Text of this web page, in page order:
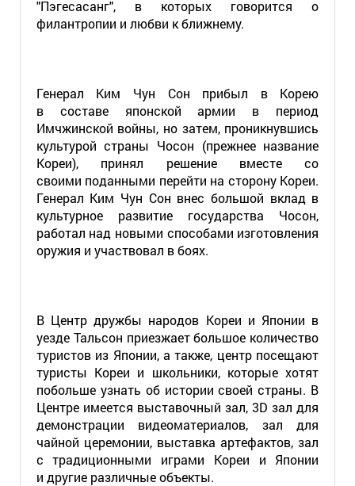
"Пэгесасанг", в которых говорится о
филантропии и любви к ближнему.
Генерал Ким Чун Сон прибыл в Корею
в составе японской армии в период
Имчжинской войны, но затем, проникнувшись
культурой страны Чосон (прежнее название
Кореи), принял решение вместе со
своими поданными перейти на сторону Кореи.
Генерал Ким Чун Сон внес большой вклад в
культурное развитие государства Чосон,
работал над новыми способами изготовления
оружия и участвовал в боях.
В Центр дружбы народов Кореи и Японии в
уезде Тальсон приезжает большое количество
туристов из Японии, а также, центр посещают
туристы Кореи и школьники, которые хотят
побольше узнать об истории своей страны. В
Центре имеется выставочный зал,3Dзал для
демонстрации видеоматериалов, зал для
чайной церемонии, выставка артефактов, зал
с традиционными играми Кореи и Японии
и другие различные объекты.